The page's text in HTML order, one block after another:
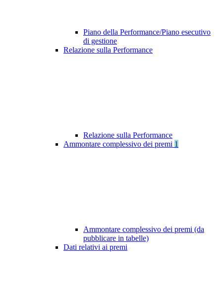
Piano della Performance/Piano esecutivo
di gestione
Relazione sulla Performance
Relazione sulla Performance
Ammontare complessivo dei premi 1
Ammontare complessivo dei premi (da
pubblicare in tabelle)
Dati relativi ai premi